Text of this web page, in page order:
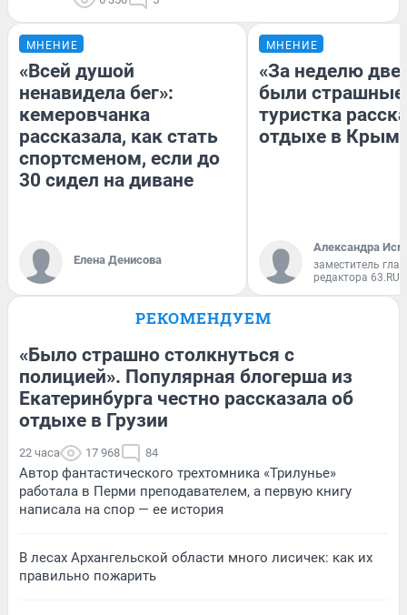
МНЕНИЕ
«Всей душой
ненавидела бег»:
кемеровчанка
рассказала, как стать
спортсменом, если до
30 сидел на диване
Елена Денисова
МНЕНИЕ
«За неделю две
были
туристка
отдыхе в
Александра
заместитель
редактора 63.RU
РЕКОМЕНДУЕМ
«Было страшно столкнуться с
полицией». Популярная блогерша из
Екатеринбурга честно рассказала об
отдыхе в Грузии
22 часа 17 968 84
Автор фантастического трехтомника «Трилунье»
работала в Перми преподавателем, а первую книгу
написала на спор — ее история
В лесах Архангельской области много лисичек: как их
правильно пожарить